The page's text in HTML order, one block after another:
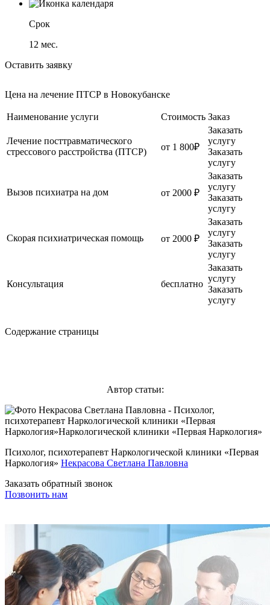
Срок
12 мес.
Оставить заявку
Цена на лечение ПТСР в Новокубанске
Наименование услуги Стоимость Заказ
Лечение посттравматического
стрессового расстройства (ПТСР)
от 1 800₽
Заказать
услугу
Заказать
услугу
Вызов психиатра на дом от 2000 ₽
Заказать
услугу
Заказать
услугу
Скорая психиатрическая помощь от 2000 ₽
Заказать
услугу
Заказать
услугу
Консультация бесплатно
Заказать
услугу
Заказать
услугу
Содержание страницы
Автор статьи:
Психолог, психотерапевт Наркологической клиники «Первая
Наркология» Некрасова Светлана Павловна
Заказать обратный звонок
Позвонить нам